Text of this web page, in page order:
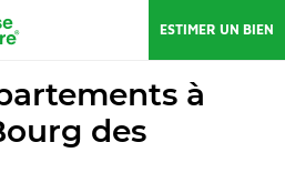
ESTIMER UN BIEN
à
des